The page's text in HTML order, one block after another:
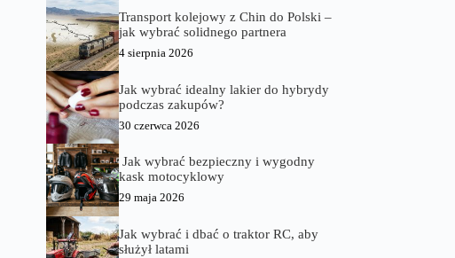
Transport kolejowy z Chin do Polski –
jak wybrać solidnego partnera
4 sierpnia 2026
Jak wybrać idealny lakier do hybrydy
podczas zakupów?
30 czerwca 2026
Jak wybrać bezpieczny i wygodny
kask motocyklowy
29 maja 2026
Jak wybrać i dbać o traktor RC, aby
służył latami